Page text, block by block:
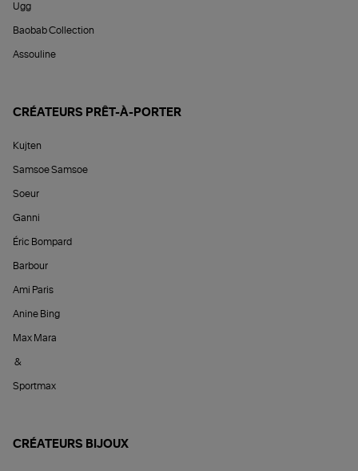
Ugg
Baobab Collection
Assouline
CRÉATEURS PRÊT-À-PORTER
Kujten
Samsoe Samsoe
Soeur
Ganni
Éric Bompard
Barbour
Ami Paris
Anine Bing
Max Mara
&
Sportmax
CRÉATEURS BIJOUX